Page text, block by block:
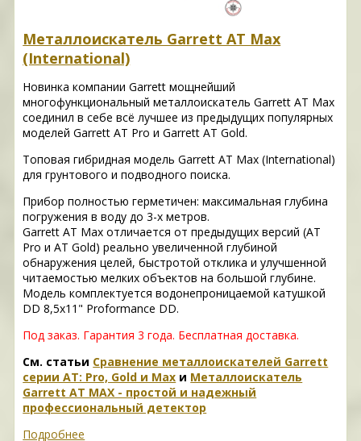
Металлоискатель Garrett AT Max
(International)
Новинка компании Garrett мощнейший
многофункциональный металлоискатель Garrett AT Max
соединил в себе всё лучшее из предыдущих популярных
моделей Garrett AT Pro и Garrett AT Gold.
Топовая гибридная модель Garrett AT Max (International)
для грунтового и подводного поиска.
Прибор полностью герметичен: максимальная глубина
погружения в воду до 3-х метров.
Garrett AT Max отличается от предыдущих версий (AT
Pro и AT Gold) реально увеличенной глубиной
обнаружения целей, быстротой отклика и улучшенной
читаемостью мелких объектов на большой глубине.
Модель комплектуется водонепроницаемой катушкой
DD 8,5x11" Proformance DD.
Под заказ. Гарантия 3 года. Бесплатная доставка.
См. статьи Сравнение металлоискателей Garrett
серии AT: Pro, Gold и Max и Металлоискатель
Garrett AT MAX - простой и надежный
профессиональный детектор
Подробнее